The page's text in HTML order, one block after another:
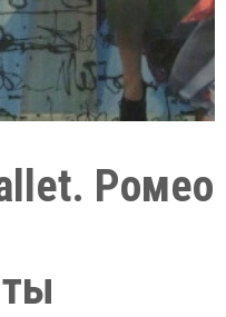
Ромео